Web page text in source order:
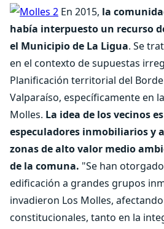
En 2015, la
había interpuesto un recurso
el Municipio de La Ligua. Se
en el contexto de supuestas
Planificación territorial del
Valparaíso, específicamente en
Molles. La idea de los vecinos
especuladores inmobiliarios y
zonas de alto valor medio
de la comuna. "Se han
edificación a grandes grupos
invadieron Los Molles,
constitucionales, tanto en la